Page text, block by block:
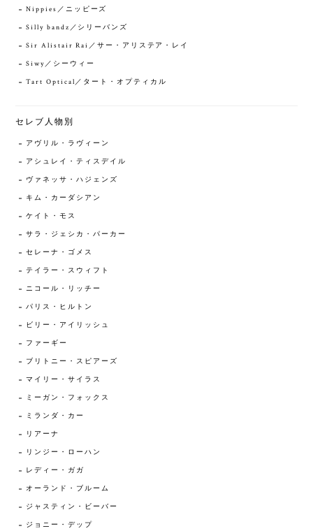
Nippies／ニッピーズ
Silly bandz／シリーバンズ
Sir Alistair Rai／サー・アリステア・レイ
Siwy／シーウィー
Tart Optical／タート・オプティカル
セレブ人物別
アヴリル・ラヴィーン
アシュレイ・ティスデイル
ヴァネッサ・ハジェンズ
キム・カーダシアン
ケイト・モス
サラ・ジェシカ・パーカー
セレーナ・ゴメス
テイラー・スウィフト
ニコール・リッチー
パリス・ヒルトン
ビリー・アイリッシュ
ファーギー
ブリトニー・スピアーズ
マイリー・サイラス
ミーガン・フォックス
ミランダ・カー
リアーナ
リンジー・ローハン
レディー・ガガ
オーランド・ブルーム
ジャスティン・ビーバー
ジョニー・デップ